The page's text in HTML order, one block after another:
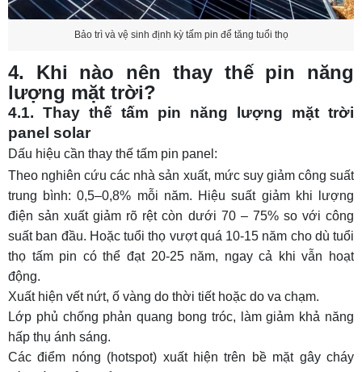
Bảo trì và vệ sinh định kỳ tấm pin để tăng tuổi thọ
4. Khi nào nên thay thế pin năng
lượng mặt trời?
4.1. Thay thế tấm pin năng lượng mặt trời
panel solar
Dấu hiệu cần thay thế tấm pin panel:
Theo nghiên cứu các nhà sản xuất, mức suy giảm công suất
trung bình: 0,5–0,8% mỗi năm. Hiệu suất giảm khi lượng
điện sản xuất giảm rõ rệt còn dưới 70 – 75% so với công
suất ban đầu. Hoặc tuổi thọ vượt quá 10-15 năm cho dù tuổi
thọ tấm pin có thể đạt 20-25 năm, ngay cả khi vẫn hoạt
động.
Xuất hiện vết nứt, ố vàng do thời tiết hoặc do va chạm.
Lớp phủ chống phản quang bong tróc, làm giảm khả năng
hấp thụ ánh sáng.
Các điểm nóng (hotspot) xuất hiện trên bề mặt gây cháy